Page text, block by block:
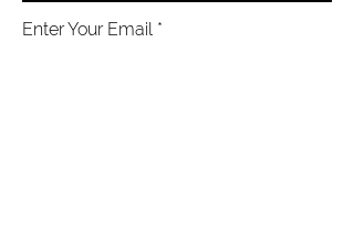
Enter Your Email